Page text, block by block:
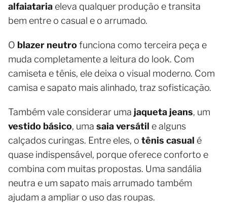
alfaiataria eleva qualquer produção e transita
bem entre o casual e o arrumado.
O blazer neutrofunciona como terceira peça e
muda completamente a leitura do look. Com
camiseta e tênis, ele deixa o visual moderno. Com
camisa e sapato mais alinhado, traz sofisticação.
Também vale considerar uma jaqueta jeans, um
vestido básico, uma saia versátil e alguns
calçados curingas. Entre eles, o tênis casual é
quase indispensável, porque oferece conforto e
combina com muitas propostas. Uma sandália
neutra e um sapato mais arrumado também
ajudam a ampliar o uso das roupas.